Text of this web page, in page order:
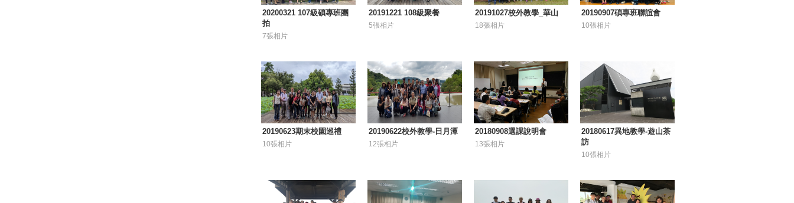
20200321 107級碩專班團
拍
7張相片
20191221 108級聚餐
5張相片
20191027校外教學_華山
18張相片
20190907碩專班聯誼會
10張相片
20190623期末校園巡禮
10張相片
20190622校外教學-日月潭
12張相片
20180908選課說明會
13張相片
20180617異地教學-遊山茶
訪
10張相片